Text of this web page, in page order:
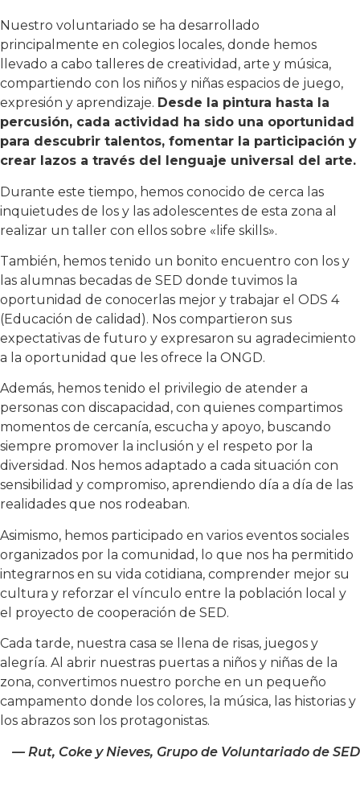
Nuestro voluntariado se ha desarrollado
principalmente en colegios locales, donde hemos
llevado a cabo talleres de creatividad, arte y música,
compartiendo con los niños y niñas espacios de juego,
expresión y aprendizaje. Desde la pintura hasta la
percusión, cada actividad ha sido una oportunidad
para descubrir talentos, fomentar la participación y
crear lazos a través del lenguaje universal del arte.
Durante este tiempo, hemos conocido de cerca las
inquietudes de los y las adolescentes de esta zona al
realizar un taller con ellos sobre «life skills».
También, hemos tenido un bonito encuentro con los y
las alumnas becadas de SED donde tuvimos la
oportunidad de conocerlas mejor y trabajar el ODS 4
(Educación de calidad). Nos compartieron sus
expectativas de futuro y expresaron su agradecimiento
a la oportunidad que les ofrece la ONGD.
Además, hemos tenido el privilegio de atender a
personas con discapacidad, con quienes compartimos
momentos de cercanía, escucha y apoyo, buscando
siempre promover la inclusión y el respeto por la
diversidad. Nos hemos adaptado a cada situación con
sensibilidad y compromiso, aprendiendo día a día de las
realidades que nos rodeaban.
Asimismo, hemos participado en varios eventos sociales
organizados por la comunidad, lo que nos ha permitido
integrarnos en su vida cotidiana, comprender mejor su
cultura y reforzar el vínculo entre la población local y
el proyecto de cooperación de SED.
Cada tarde, nuestra casa se llena de risas, juegos y
alegría. Al abrir nuestras puertas a niños y niñas de la
zona, convertimos nuestro porche en un pequeño
campamento donde los colores, la música, las historias y
los abrazos son los protagonistas.
— Rut, Coke y Nieves, Grupo de Voluntariado de SED